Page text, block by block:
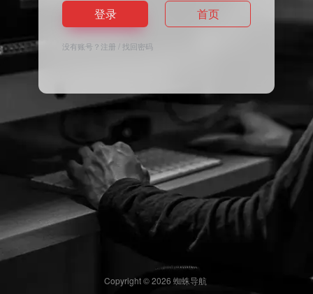
登录 首页
没有账号？ 注册 /找回密码
Copyright © 2026 蜘蛛导航